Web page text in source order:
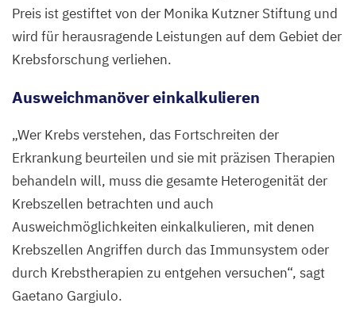
Preis ist gestiftet von der Monika Kutzner Stiftung und
wird für herausragende Leistungen auf dem Gebiet der
Krebsforschung verliehen.
Ausweichmanöver einkalkulieren
„Wer Krebs verstehen, das Fortschreiten der
Erkrankung beurteilen und sie mit präzisen Therapien
behandeln will, muss die gesamte Heterogenität der
Krebszellen betrachten und auch
Ausweichmöglichkeiten einkalkulieren, mit denen
Krebszellen Angriffen durch das Immunsystem oder
durch Krebstherapien zu entgehen versuchen“, sagt
Gaetano Gargiulo.